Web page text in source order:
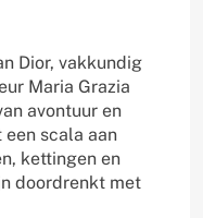
Dior, vakkundig
Maria Grazia
avontuur en
scala aan
kettingen en
doordrenkt met